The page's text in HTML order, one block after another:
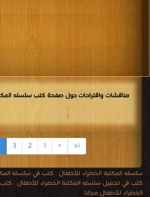
مناقشات واقتراحات حول صفحة كتب سلسله
|<
«
1
2
3
سلسله المكتبة الخضراء للأطفال , كتب في سلسله
كتب في تحميل سلسله المكتبة الخضراء للأطفال ,
الخضراء للأطفال مجانا